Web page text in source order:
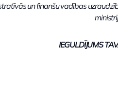
un finanšu vadības
IEGULDĪJUMS